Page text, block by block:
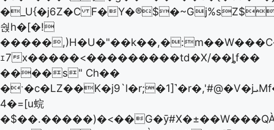
�_U{�j6Z�C
숹h�[�!
ｪ7x�����<���������td�X/��ȴf��
����s" Ch��
�ˑ�c�LZ��K�j9`l�r;�1]˺�r�,'#@�V�jܝMf��?
4�=[u䖾